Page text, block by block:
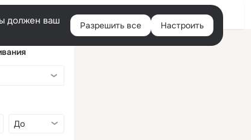
Войти
должен ваш
Разрешить все Настроить